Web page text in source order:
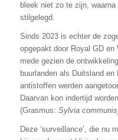
bleek niet zo te zijn,
stilgelegd.
Sinds 2023 is echter de
opgepakt door Royal GD en
mede gezien de
buurlanden als Duitsland
antistoffen werden
Daarvan kon indertijd
(Grasmus: Sylvia
Deze ‘surveillance’, die nu